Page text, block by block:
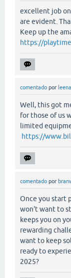
excellent job
are evident.
Keep up the
https://
comentado por leena
Well, this got
for those of us
limited
https://
comentado por
Once you start
won't want to
keeps you on
rewarding
want to keep
ready to
2025?